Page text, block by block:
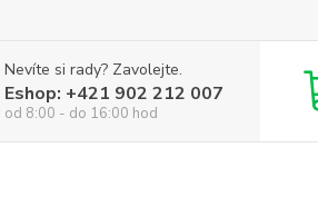
Nevíte si rady? Zavolejte.
Eshop: +421 902 212 007
od 8:00 - do 16:00 hod